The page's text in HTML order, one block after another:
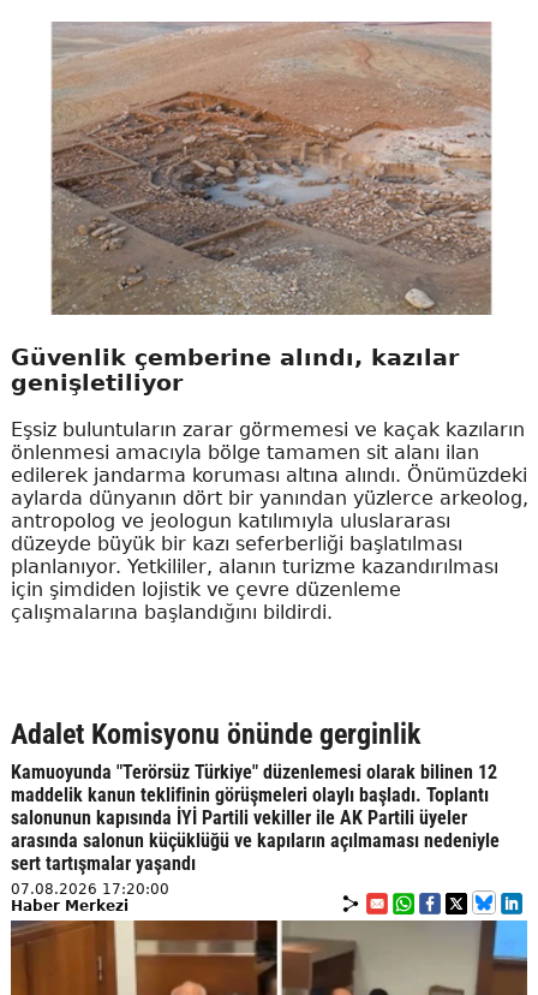
Güvenlik çemberine alındı, kazılar
genişletiliyor
Eşsiz buluntuların zarar görmemesi ve kaçak kazıların
önlenmesi amacıyla bölge tamamen sit alanı ilan
edilerek jandarma koruması altına alındı. Önümüzdeki
aylarda dünyanın dört bir yanından yüzlerce arkeolog,
antropolog ve jeologun katılımıyla uluslararası
düzeyde büyük bir kazı seferberliği başlatılması
planlanıyor. Yetkililer, alanın turizme kazandırılması
için şimdiden lojistik ve çevre düzenleme
çalışmalarına başlandığını bildirdi.
Adalet Komisyonu önünde gerginlik
Kamuoyunda "Terörsüz Türkiye" düzenlemesi olarak bilinen 12
maddelik kanun teklifinin görüşmeleri olaylı başladı. Toplantı
salonunun kapısında İYİ Partili vekiller ile AK Partili üyeler
arasında salonun küçüklüğü ve kapıların açılmaması nedeniyle
sert tartışmalar yaşandı
07.08.2026 17:20:00
Haber Merkezi